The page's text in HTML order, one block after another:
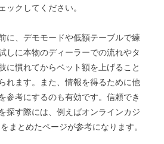
ックしてください。
に、デモモードや低額テーブルで練
しに本物のディーラーでの流れやタ
に慣れてからベット額を上げること
れます。また、情報を得るために他
参考にするのも有効です。信頼でき
探す際には、例えばオンラインカジ
まとめたページが参考になります。